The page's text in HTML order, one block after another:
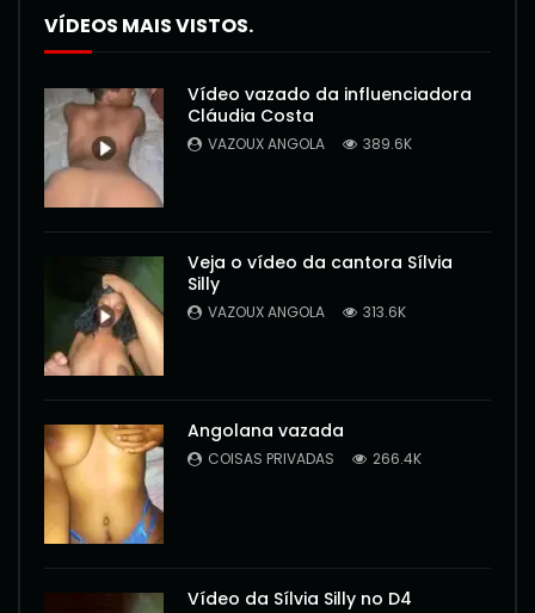
VÍDEOS MAIS VISTOS.
Vídeo vazado da influenciadora
Cláudia Costa
VAZOUX ANGOLA 389.6K
Veja o vídeo da cantora Sílvia
Silly
VAZOUX ANGOLA 313.6K
Angolana vazada
COISAS PRIVADAS 266.4K
Vídeo da Sílvia Silly no D4